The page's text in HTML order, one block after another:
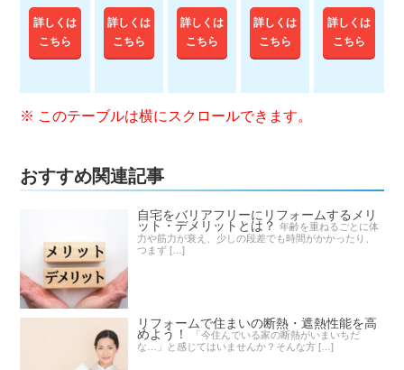
詳しくは
こちら
詳しくは
こちら
詳しくは
こちら
詳しくは
こちら
詳しくは
こちら
おすすめ関連記事
自宅をバリアフリーにリフォームするメリ
ット・デメリットとは？ 年齢を重ねるごとに体
力や筋力が衰え、少しの段差でも時間がかかったり、
つまず […]
リフォームで住まいの断熱・遮熱性能を高
めよう！
「今住んでいる家の断熱がいまいちだ
な…」と感じてはいませんか？そんな方 […]